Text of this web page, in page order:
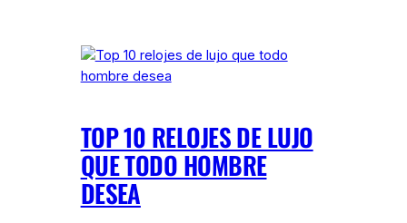
TOP 10 RELOJES DE LUJO
QUE TODO HOMBRE
DESEA